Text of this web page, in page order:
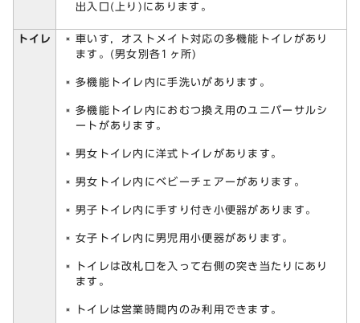
出入口(上り)にあります。
トイレ
車いす，オストメイト対応の多機能トイレがあり
ます。(男女別各1ヶ所)
多機能トイレ内に手洗いがあります。
多機能トイレ内におむつ換え用のユニバーサルシ
ートがあります。
男女トイレ内に洋式トイレがあります。
男女トイレ内にベビーチェアーがあります。
男子トイレ内に手すり付き小便器があります。
女子トイレ内に男児用小便器があります。
トイレは改札口を入って右側の突き当たりにあり
ます。
トイレは営業時間内のみ利用できます。